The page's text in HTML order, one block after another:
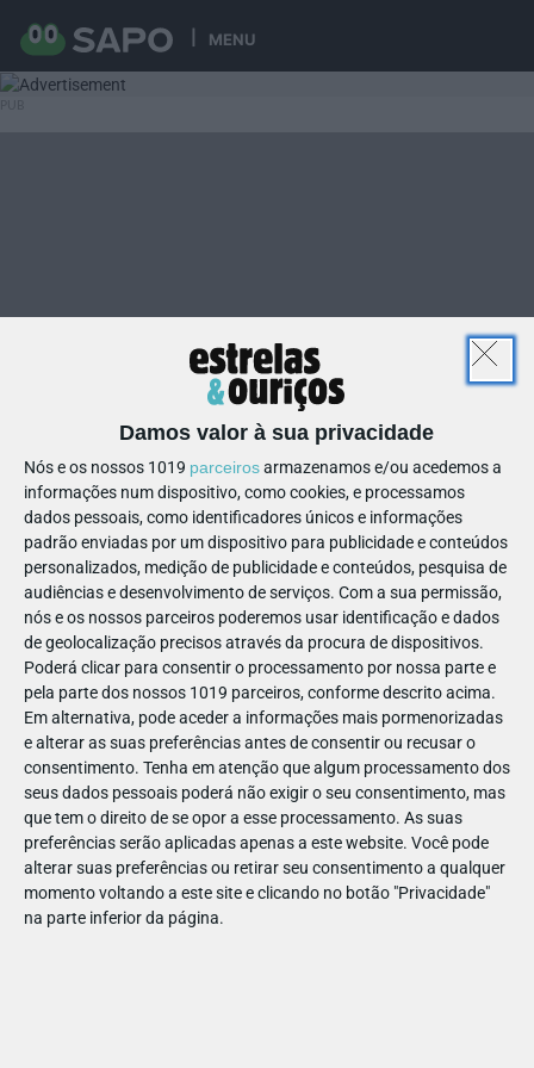
MENU
Damos valor à sua privacidade
Nós e os nossos 1019 parceirosarmazenamos e/ou acedemos a
informações num dispositivo, como cookies, e processamos
dados pessoais, como identificadores únicos e informações
padrão enviadas por um dispositivo para publicidade e conteúdos
personalizados, medição de publicidade e conteúdos, pesquisa de
audiências e desenvolvimento de serviços. Com a sua permissão,
nós e os nossos parceiros poderemos usar identificação e dados
de geolocalização precisos através da procura de dispositivos.
Poderá clicar para consentir o processamento por nossa parte e
pela parte dos nossos 1019 parceiros, conforme descrito acima.
Em alternativa, pode aceder a informações mais pormenorizadas
e alterar as suas preferências antes de consentir ou recusar o
consentimento. Tenha em atenção que algum processamento dos
seus dados pessoais poderá não exigir o seu consentimento, mas
que tem o direito de se opor a esse processamento. As suas
preferências serão aplicadas apenas a este website. Você pode
alterar suas preferências ou retirar seu consentimento a qualquer
momento voltando a este site e clicando no botão "Privacidade"
na parte inferior da página.
23
706812047137513